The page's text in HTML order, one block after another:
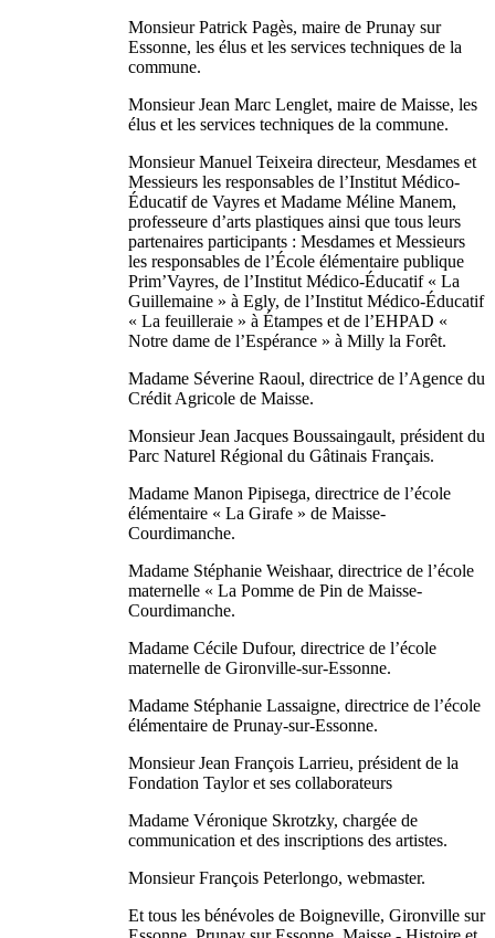
Monsieur Patrick Pagès, maire de Prunay sur
Essonne, les élus et les services techniques de la
commune.
Monsieur Jean Marc Lenglet, maire de Maisse, les
élus et les services techniques de la commune.
Monsieur Manuel Teixeira directeur, Mesdames et
Messieurs les responsables de l’Institut Médico-
Éducatif de Vayres et Madame Méline Manem,
professeure d’arts plastiques ainsi que tous leurs
partenaires participants : Mesdames et Messieurs
les responsables de l’École élémentaire publique
Prim’Vayres, de l’Institut Médico-Éducatif « La
Guillemaine » à Egly, de l’Institut Médico-Éducatif
« La feuilleraie » à Étampes et de l’EHPAD «
Notre dame de l’Espérance » à Milly la Forêt.
Madame Séverine Raoul, directrice de l’Agence du
Crédit Agricole de Maisse.
Monsieur Jean Jacques Boussaingault, président du
Parc Naturel Régional du Gâtinais Français.
Madame Manon Pipisega, directrice de l’école
élémentaire « La Girafe » de Maisse-
Courdimanche.
Madame Stéphanie Weishaar, directrice de l’école
maternelle « La Pomme de Pin de Maisse-
Courdimanche.
Madame Cécile Dufour, directrice de l’école
maternelle de Gironville-sur-Essonne.
Madame Stéphanie Lassaigne, directrice de l’école
élémentaire de Prunay-sur-Essonne.
Monsieur Jean François Larrieu, président de la
Fondation Taylor et ses collaborateurs
Madame Véronique Skrotzky, chargée de
communication et des inscriptions des artistes.
Monsieur François Peterlongo, webmaster.
Et tous les bénévoles de Boigneville, Gironville sur